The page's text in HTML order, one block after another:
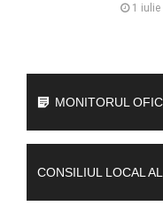
1 iulie
MONITORUL
CONSILIUL LOCAL